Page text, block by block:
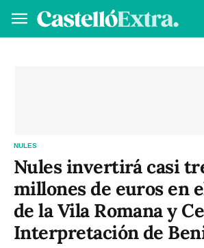
NULES
Nules invertirá casi
millones de euros en
de la Vila Romana y
Interpretación de